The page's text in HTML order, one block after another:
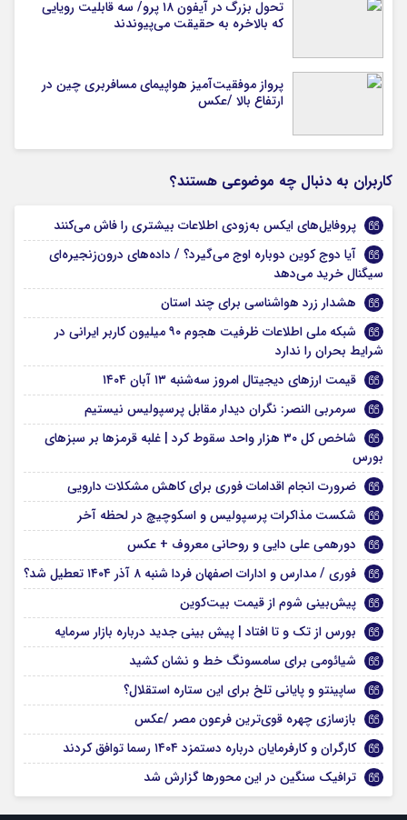
تحول بزرگ در آیفون ۱۸ پرو/ سه قابلیت رویایی
که بالاخره به حقیقت می‌پیوندند
پرواز موفقیت‌آمیز هواپیمای مسافربری چین در
ارتفاع بالا /عکس
کاربران به دنبال چه موضوعی هستند؟
پروفایل‌های ایکس به‌زودی اطلاعات بیشتری را فاش می‌کنند
آیا دوج‌ کوین دوباره اوج می‌گیرد؟ / داده‌های درون‌زنجیره‌ای
سیگنال خرید می‌دهد
هشدار زرد هواشناسی برای چند استان
شبکه ملی اطلاعات ظرفیت هجوم ۹۰ میلیون کاربر ایرانی در
شرایط بحران را ندارد
قیمت ارز‌های دیجیتال امروز سه‌شنبه ۱۳ آبان ۱۴۰۴
سرمربی النصر: نگران دیدار مقابل پرسپولیس نیستیم
شاخص کل ۳۰ هزار واحد سقوط کرد | غلبه قرمزها بر سبزهای
بورس
ضرورت انجام اقدامات فوری برای کاهش مشکلات دارویی
شکست مذاکرات پرسپولیس و اسکوچیچ در لحظه آخر
دورهمی علی دایی و روحانی معروف + عکس
فوری / مدارس و ادارات اصفهان فردا شنبه ۸ آذر ۱۴۰۴ تعطیل شد؟
پیش‌بینی شوم از قیمت بیت‌کوین
بورس از تک و تا افتاد | پیش بینی جدید درباره بازار سرمایه
شیائومی برای سامسونگ خط و نشان کشید
ساپینتو و پایانی تلخ برای این ستاره استقلال؟
بازسازی چهره قوی‌ترین فرعون مصر /عکس
کارگران و کارفرمایان درباره دستمزد ۱۴۰۴ رسما توافق کردند
ترافیک سنگین در این محور‌ها گزارش شد